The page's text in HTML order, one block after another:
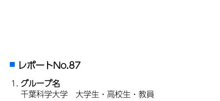
レポートNo.87
グループ名
千葉科学大学 大学生・高校生・教員